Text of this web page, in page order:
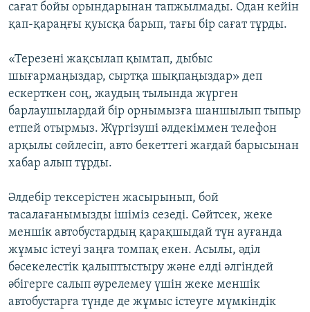
сағат бойы орындарынан тапжылмады. Одан кейін
қап-қараңғы қуысқа барып, тағы бір сағат тұрды.
«Терезені жақсылап қымтап, дыбыс
шығармаңыздар, сыртқа шықпаңыздар» деп
ескерткен соң, жаудың тылында жүрген
барлаушылардай бір орнымызға шаншылып тыпыр
етпей отырмыз. Жүргізуші әлдекіммен телефон
арқылы сөйлесіп, авто бекеттегі жағдай барысынан
хабар алып тұрды.
Әлдебір тексерістен жасырынып, бой
тасалағанымызды ішіміз сезеді. Сөйтсек, жеке
меншік автобустардың қарақшыдай түн ауғанда
жұмыс істеуі заңға томпақ екен. Асылы, әділ
бәсекелестік қалыптыстыру және елді әлгіндей
әбігерге салып әурелемеу үшін жеке меншік
автобустарға түнде де жұмыс істеуге мүмкіндік